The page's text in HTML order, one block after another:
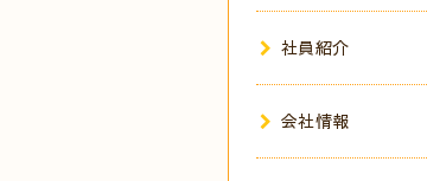
社員紹介
会社情報